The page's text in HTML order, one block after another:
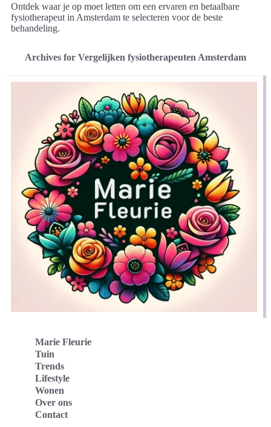
Ontdek waar je op moet letten om een ervaren en betaalbare
fysiotherapeut in Amsterdam te selecteren voor de beste
behandeling.
Archives for Vergelijken fysiotherapeuten Amsterdam
Marie Fleurie
Tuin
Trends
Lifestyle
Wonen
Over ons
Contact